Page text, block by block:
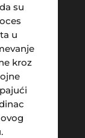
su
u
kroz